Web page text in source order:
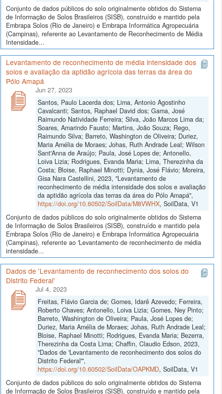
Conjunto de dados públicos do solo originalmente obtidos do Sistema
de Informação de Solos Brasileiros (SISB), construído e mantido pela
Embrapa Solos (Rio de Janeiro) e Embrapa Informática Agropecuária
(Campinas), referente ao Levantamento de Reconhecimento de Média
Intensidade...
Levantamento de reconhecimento de média intensidade dos
solos e avaliação da aptidão agrícola das terras da área do
Pólo Amapá
Jun 27, 2023
Santos, Paulo Lacerda dos; Lima, Antonio Agostinho
Cavalcanti; Santos, Raphael David dos; Gama, José
Raimundo Natividade Ferreira; Silva, João Marcos Lima da;
Soares, Amarindo Fausto; Martins, João Souza; Rego,
Raimundo Silva; Barreto, Washington de Oliveira; Duriez,
Maria Amélia de Moraes; Johas, Ruth Andrade Leal; Wilson
Sant'Anna de Araújo; Paula, José Lopes de; Antonello,
Loiva Lizia; Rodrigues, Evanda Maria; Lima, Therezinha da
Costa; Bloise, Raphael Minotti; Dynia, José Flávio; Moreira,
Gisa Nara Castellini, 2023, "Levantamento de
reconhecimento de média intensidade dos solos e avaliação
da aptidão agrícola das terras da área do Pólo Amapá",
https://doi.org/10.60502/SoilData/M8VWHX, SoilData, V1
Conjunto de dados públicos do solo originalmente obtidos do Sistema
de Informação de Solos Brasileiros (SISB), construído e mantido pela
Embrapa Solos (Rio de Janeiro) e Embrapa Informática Agropecuária
(Campinas), referente ao 'Levantamento de reconhecimento de média
intensidade...
Dados de 'Levantamento de reconhecimento dos solos do
Distrito Federal'
Jul 4, 2023
Freitas, Flávio Garcia de; Gomes, Idarê Azevedo; Ferreira,
Roberto Chaves; Antonello, Loiva Lizia; Gomes, Ney Pinto;
Barreto, Washington de Oliveira; Paula, José Lopes de;
Duriez, Maria Amélia de Moraes; Johas, Ruth Andrade Leal;
Bloise, Raphael Minotti; Rodrigues, Evanda Maria; Bezerra,
Therezinha da Costa Lima; Chaffin, Claudio Edson, 2023,
"Dados de 'Levantamento de reconhecimento dos solos do
Distrito Federal'",
https://doi.org/10.60502/SoilData/OAPKMD, SoilData, V1
Conjunto de dados públicos do solo originalmente obtidos do Sistema
de Informação de Solos Brasileiros (SISB), construído e mantido pela